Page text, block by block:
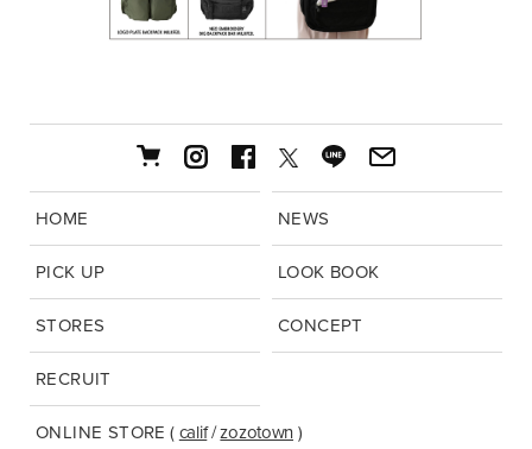
HOME NEWS
PICK UP LOOK BOOK
STORES CONCEPT
RECRUIT
ONLINE STORE ( calif/zozotown )